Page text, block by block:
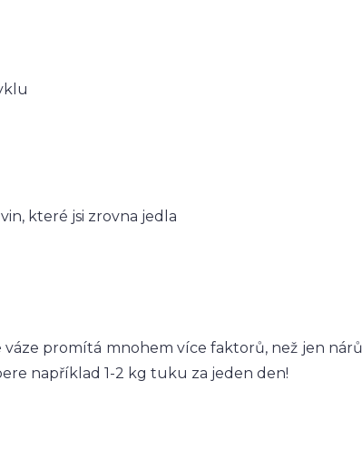
které jsi zrovna jedla
promítá mnohem více faktorů, než jen
například 1-2 kg tuku za jeden den!